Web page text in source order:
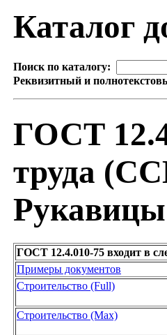
Каталог
Поиск по каталогу:
Реквизитный и
ГОСТ
труда
Рукавицы
ГОСТ 12.4.010-75 входит в
Примеры документов
Строительство (Full)
Строительство (Max)